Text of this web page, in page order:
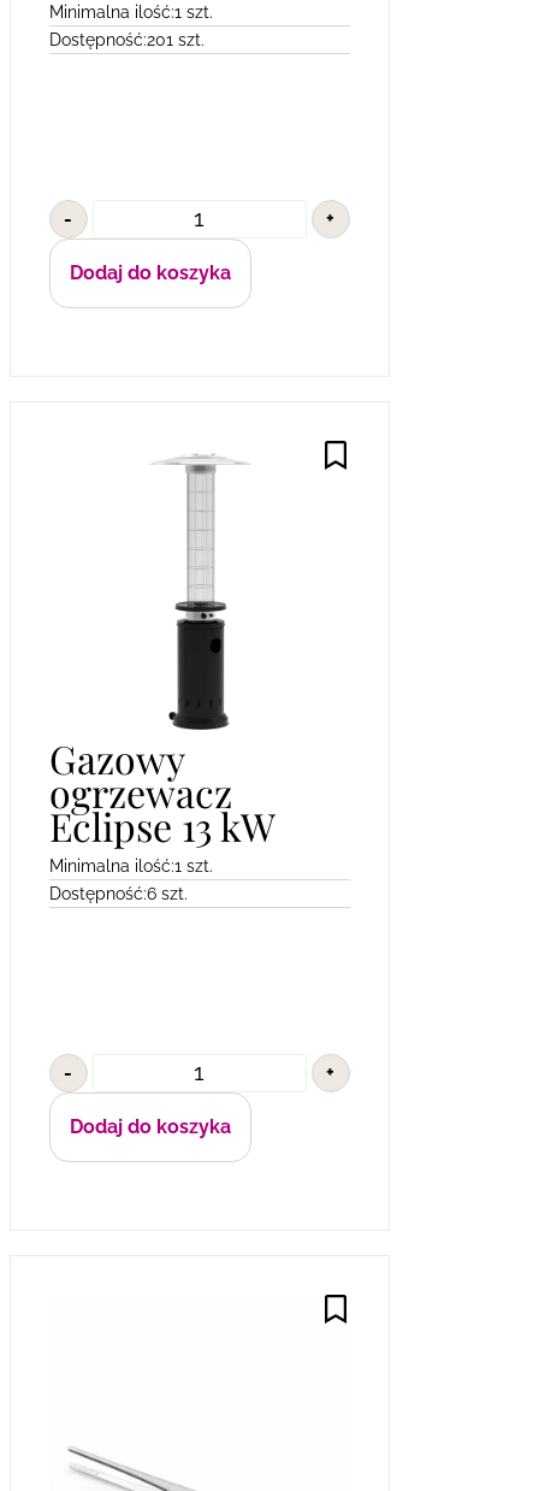
Minimalna ilość:1 szt.
Dostępność:201 szt.
- +
Dodaj do koszyka
Gazowy
ogrzewacz
Eclipse 13 kW
Minimalna ilość:1 szt.
Dostępność:6 szt.
- +
Dodaj do koszyka